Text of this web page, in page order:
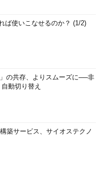
ば使いこなせるのか？ (1/2)
の共存、よりスムーズに──非
動切り替え
築サービス、サイオステクノ